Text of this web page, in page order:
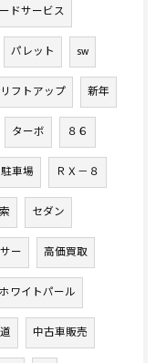
ドサービス
パレット sw
リフトアップ 新年
ターボ ８６
駐車場 ＲＸ－８
セダン
ー 高価買取
ホワイトパール
中古車販売